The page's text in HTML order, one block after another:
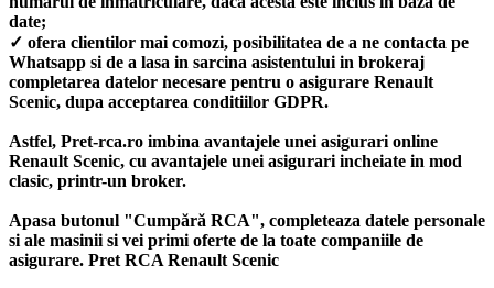
date;
✓ ofera clientilor mai comozi, posibilitatea de a ne contacta pe
Whatsapp si de a lasa in sarcina asistentului in brokeraj
completarea datelor necesare pentru o asigurare Renault
Scenic, dupa acceptarea conditiilor GDPR.
Astfel, Pret-rca.ro imbina avantajele unei asigurari online
Renault Scenic, cu avantajele unei asigurari incheiate in mod
clasic, printr-un broker.
Apasa butonul "Cumpără RCA", completeaza datele personale
si ale masinii si vei primi oferte de la toate companiile de
asigurare. Pret RCA Renault Scenic